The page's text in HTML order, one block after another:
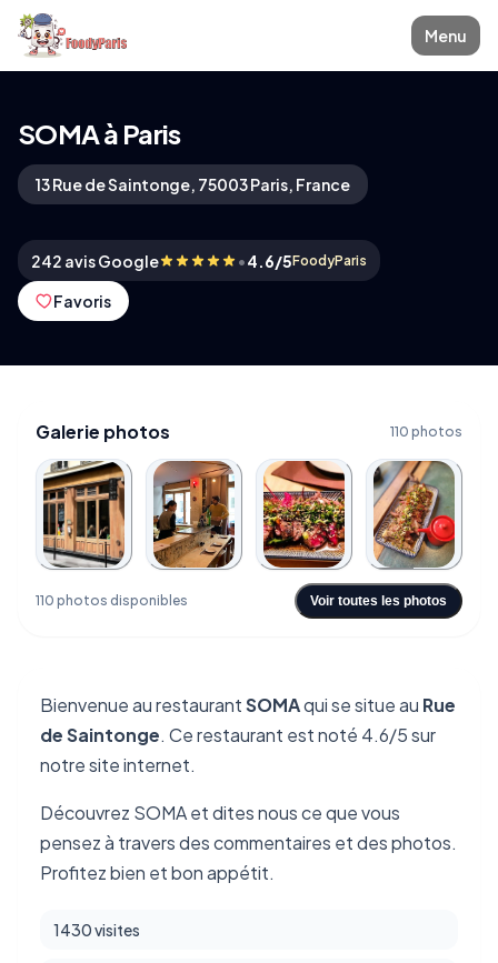
Menu
SOMA à Paris
13 Rue de Saintonge, 75003 Paris, France
242 avis Google •4.6/5FoodyParis
Favoris
Galerie photos 110 photos
+106
110 photos disponibles Voir toutes les photos
Bienvenue au restaurantSOMAqui se situe au Rue
de Saintonge. Ce restaurant est noté 4.6/5 sur
notre site internet.
Découvrez SOMA et dites nous ce que vous
pensez à travers des commentaires et des photos.
Profitez bien et bon appétit.
1430 visites